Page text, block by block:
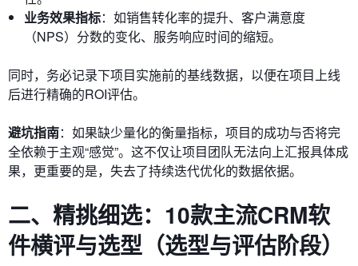
业务效果指标：如销售转化率的提升、客户满意度
（NPS）分数的变化、服务响应时间的缩短。
同时，务必记录下项目实施前的基线数据，以便在项目上线
后进行精确的ROI评估。
避坑指南：如果缺少量化的衡量指标，项目的成功与否将完
全依赖于主观“感觉”。这不仅让项目团队无法向上汇报具体成
果，更重要的是，失去了持续迭代优化的数据依据。
二、精挑细选：10款主流CRM软
件横评与选型（选型与评估阶段）